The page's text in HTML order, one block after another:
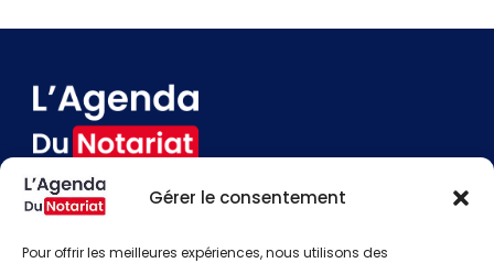
Gérer le consentement
Pour offrir les meilleures expériences, nous utilisons des
Contact